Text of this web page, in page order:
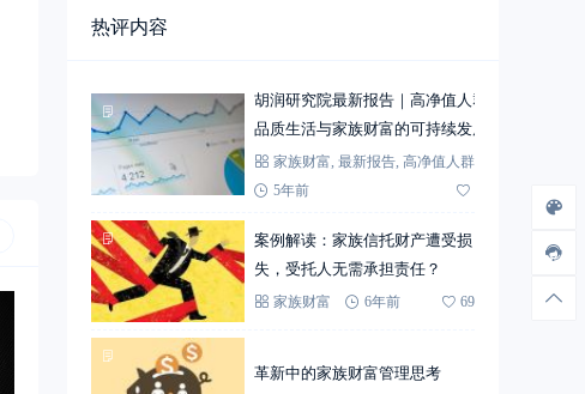
热评内容
胡润研究院最新报告｜高净值人群
品质生活与家族财富的可持续发展
家族财富 最新报告 高净值人群
5年前
案例解读：家族信托财产遭受损
失，受托人无需承担责任？
家族财富 6年前 69
革新中的家族财富管理思考